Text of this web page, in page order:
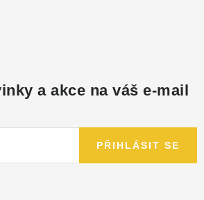
a akce na váš e-mail
PŘIHLÁSIT SE